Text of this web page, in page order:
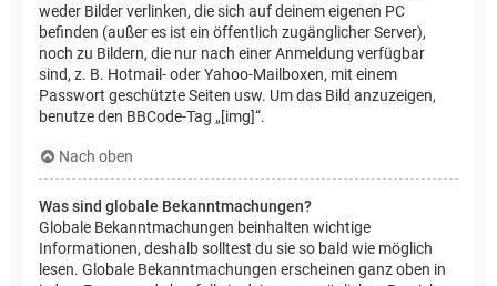
weder Bilder verlinken, die sich auf deinem eigenen PC
befinden (außer es ist ein öffentlich zugänglicher Server),
noch zu Bildern, die nur nach einer Anmeldung verfügbar
sind, z. B. Hotmail- oder Yahoo-Mailboxen, mit einem
Passwort geschützte Seiten usw. Um das Bild anzuzeigen,
benutze den BBCode-Tag „[img]“.
Nach oben
Was sind globale Bekanntmachungen?
Globale Bekanntmachungen beinhalten wichtige
Informationen, deshalb solltest du sie so bald wie möglich
lesen. Globale Bekanntmachungen erscheinen ganz oben in